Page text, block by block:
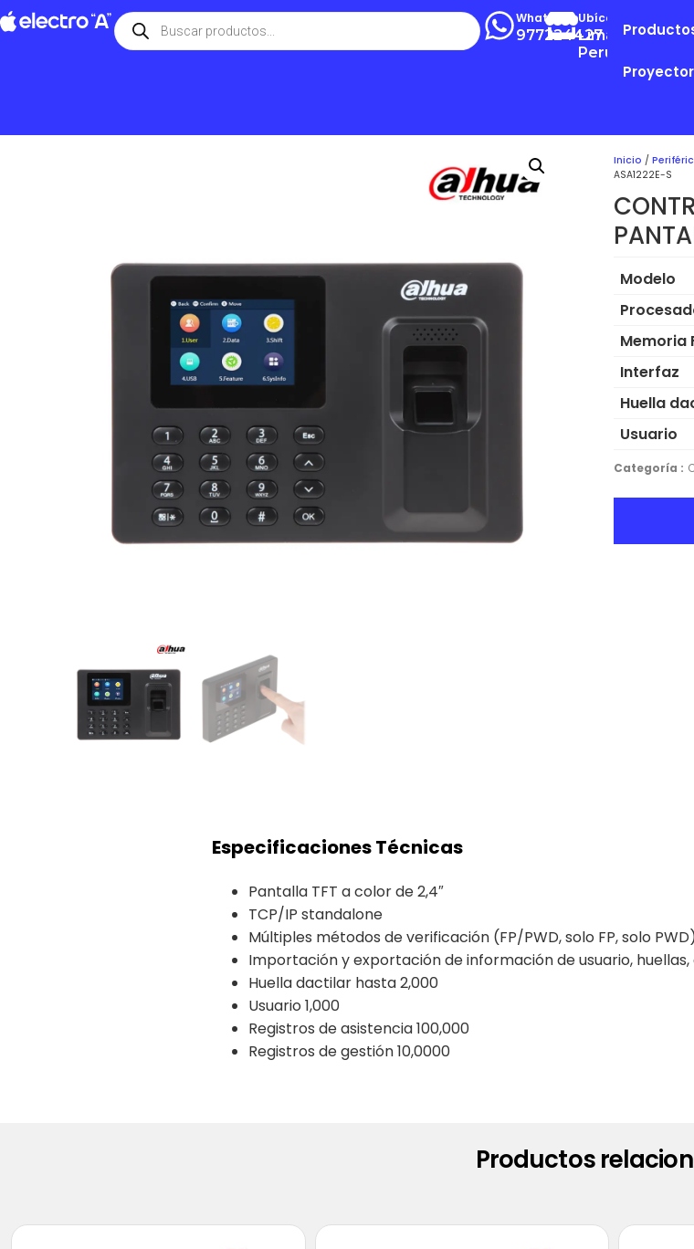
Whatsapp
977224427
Ubícanos
Lima-
Perú
Inicio /
ASA1222E-S
Modelo
Memoria
Interfaz
Huella
Usuario
Categoría :
Especificaciones Técnicas
Pantalla TFT a color de 2,4″
TCP/IP standalone
Múltiples métodos de verificación (FP/PWD, solo FP, solo
Importación y exportación de información de usuario,
Huella dactilar hasta 2,000
Usuario 1,000
Registros de asistencia 100,000
Registros de gestión 10,0000
Productos